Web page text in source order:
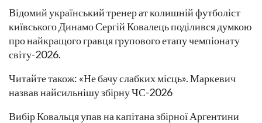
Відомий український тренер ат колишній футболіст
київського Динамо Сергій Ковалець поділився думкою
про найкращого гравця групового етапу чемпіонату
світу-2026.
Читайте також: «Не бачу слабких місць». Маркевич
назвав найсильнішу збірну ЧС-2026
Вибір Ковальця упав на капітана збірної Аргентини